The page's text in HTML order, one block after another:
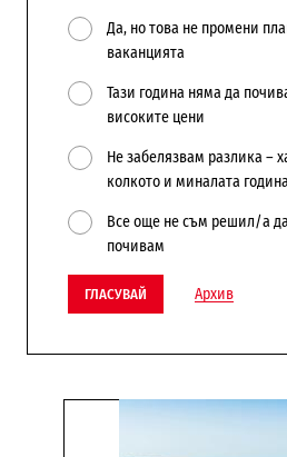
Да, но това не промени
ваканцията
Тази година няма да
високите цени
Не забелязвам разлика –
колкото и миналата
Все още не съм решил/а
почивам
ГЛАСУВАЙ Архив